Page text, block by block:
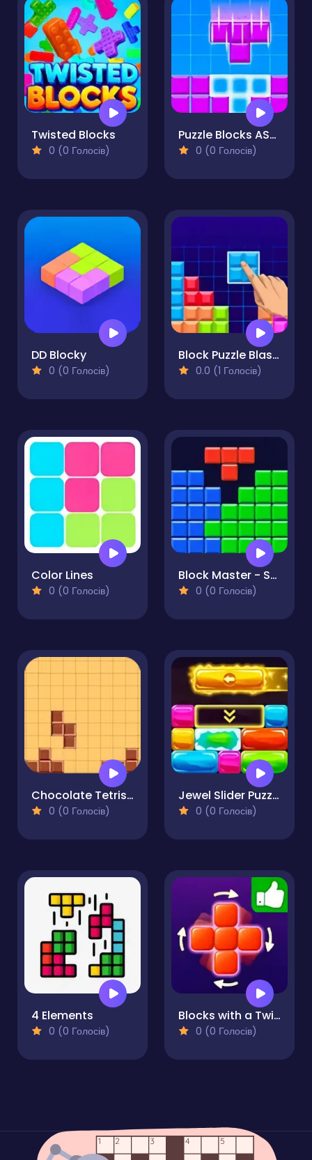
Twisted Blocks
0 (0 Голосів)
Puzzle Blocks ASMR Match
0 (0 Голосів)
DD Blocky
0 (0 Голосів)
Block Puzzle Blaster
0.0 (1 Голосів)
Color Lines
0 (0 Голосів)
Block Master - Super Puzzle
0 (0 Голосів)
Chocolate Tetris Game
0 (0 Голосів)
Jewel Slider Puzzle
0 (0 Голосів)
4 Elements
0 (0 Голосів)
Blocks with a Twist
0 (0 Голосів)